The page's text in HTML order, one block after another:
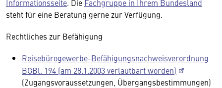
Informationsseite. Die Fachgruppe in Ihrem Bundesland
steht für eine Beratung gerne zur Verfügung.
Rechtliches zur Befähigung
Reisebürogewerbe-Befähigungsnachweisverordnung
BGBl. 194 (am 28.1.2003 verlautbart worden)
(Zugangsvoraussetzungen, Übergangsbestimmungen)